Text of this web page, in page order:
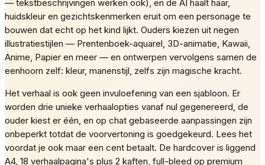
— tekstbeschrijvingen werken ook), en de AI haalt haar,
huidskleur en gezichtskenmerken eruit om een personage te
bouwen dat echt op het kind lijkt. Ouders kiezen uit negen
illustratiestijlen — Prentenboek-aquarel, 3D-animatie, Kawaii,
Anime, Papier en meer — en ontwerpen vervolgens samen de
eenhoorn zelf: kleur, manenstijl, zelfs zijn magische kracht.
Het verhaal is ook geen invuloefening van een sjabloon. Er
worden drie unieke verhaalopties vanaf nul gegenereerd, de
ouder kiest er één, en op chat gebaseerde aanpassingen zijn
onbeperkt totdat de voorvertoning is goedgekeurd. Lees het
voordat je ook maar een cent betaalt. De hardcover is liggend
A4, 18 verhaalpagina's plus 2 kaften, full-bleed op premium